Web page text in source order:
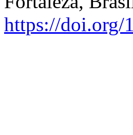
https://doi.org/